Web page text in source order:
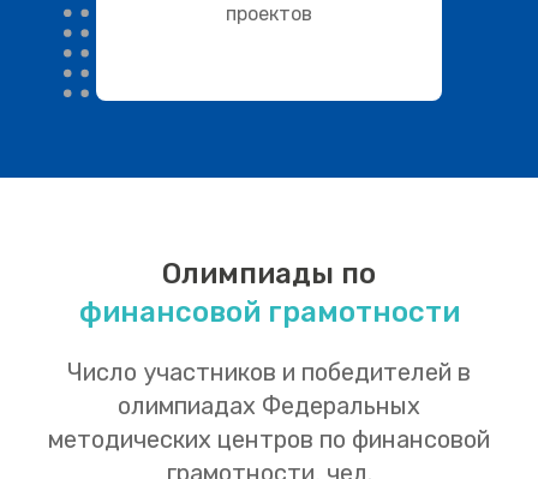
проектов
Олимпиады по
финансовой грамотности
Число участников и победителей в
олимпиадах Федеральных
методических центров по финансовой
грамотности, чел.